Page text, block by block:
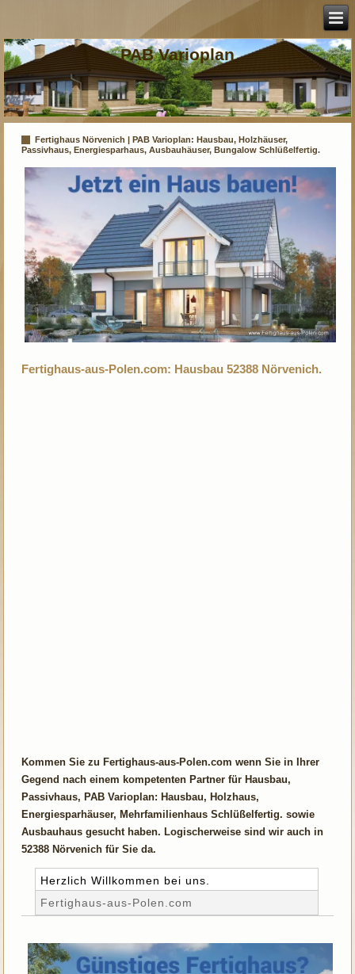
PAB Varioplan
Fertighaus Nörvenich | PAB Varioplan: Hausbau, Holzhäuser,
Passivhaus, Energiesparhaus, Ausbauhäuser, Bungalow Schlüßelfertig.
Fertighaus-aus-Polen.com: Hausbau 52388 Nörvenich.
Kommen Sie zu Fertighaus-aus-Polen.com wenn Sie in Ihrer
Gegend nach einem kompetenten Partner für Hausbau,
Passivhaus, PAB Varioplan: Hausbau, Holzhaus,
Energiesparhäuser, Mehrfamilienhaus Schlüßelfertig. sowie
Ausbauhaus gesucht haben. Logischerweise sind wir auch in
52388 Nörvenich für Sie da.
Herzlich Willkommen bei uns.
Fertighaus-aus-Polen.com